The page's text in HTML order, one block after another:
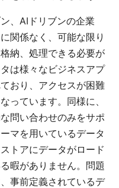
、AIドリブンの企業
関係なく、可能な限り
納、処理できる必要が
は様々なビジネスアプ
おり、アクセスが困難
っています。同様に、
問い合わせのみをサポ
マを用いているデータ
トアにデータがロード
暇がありません。問題
事前定義されているデ